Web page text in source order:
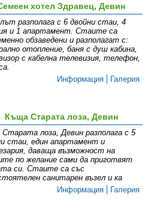
хотел Здравец, Девин
разполага с 6 двойни стаи, 4
и 1 апартамент. Стаите са
обзаведени и разполагат с:
отопление, баня с душ кабина,
с кабелна телевизия, телефон,
Информация
Галерия
Къща Старата лоза, Девин
лоза, Девин разполага с 5
стаи, един апартамент и
даваща възможност на
по желание сами да приготвят
си. Стаите са със
санитарен възел и ка
Информация
Галерия